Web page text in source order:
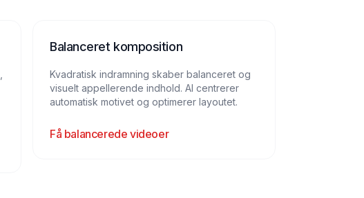
Balanceret komposition
Kvadratisk indramning skaber balanceret og
visuelt appellerende indhold. AI centrerer
automatisk motivet og optimerer layoutet.
Få balancerede videoer